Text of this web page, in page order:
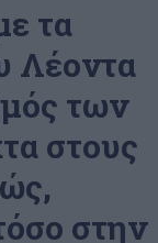
τα
Λέοντα
των
στους
στην